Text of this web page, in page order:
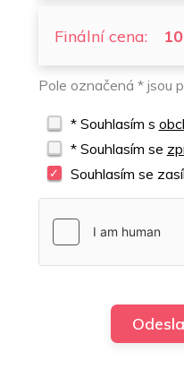
Finální cena:
Pole označená * jsou
* Souhlasím s
* Souhlasím se
Souhlasím se